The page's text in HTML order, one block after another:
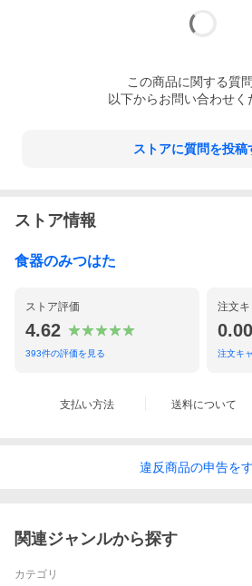
この商品に関する質問
以下からお問い合わせく
ストアに質問を投稿
ストア情報
食器のみつはた
ストア評価
4.62
393件の評価を見る
注文
注文キ
支払い方法 送料について
違反商品の申告を
関連ジャンルから探す
カテゴリ